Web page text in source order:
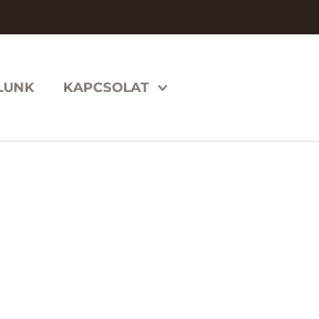
KAPCSOLAT